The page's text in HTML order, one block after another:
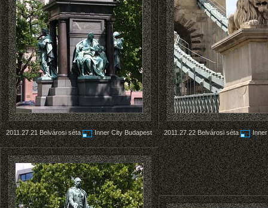
2011.27.21Belvárosi séta Inner City Budapest 2011.27.22Belvárosi séta